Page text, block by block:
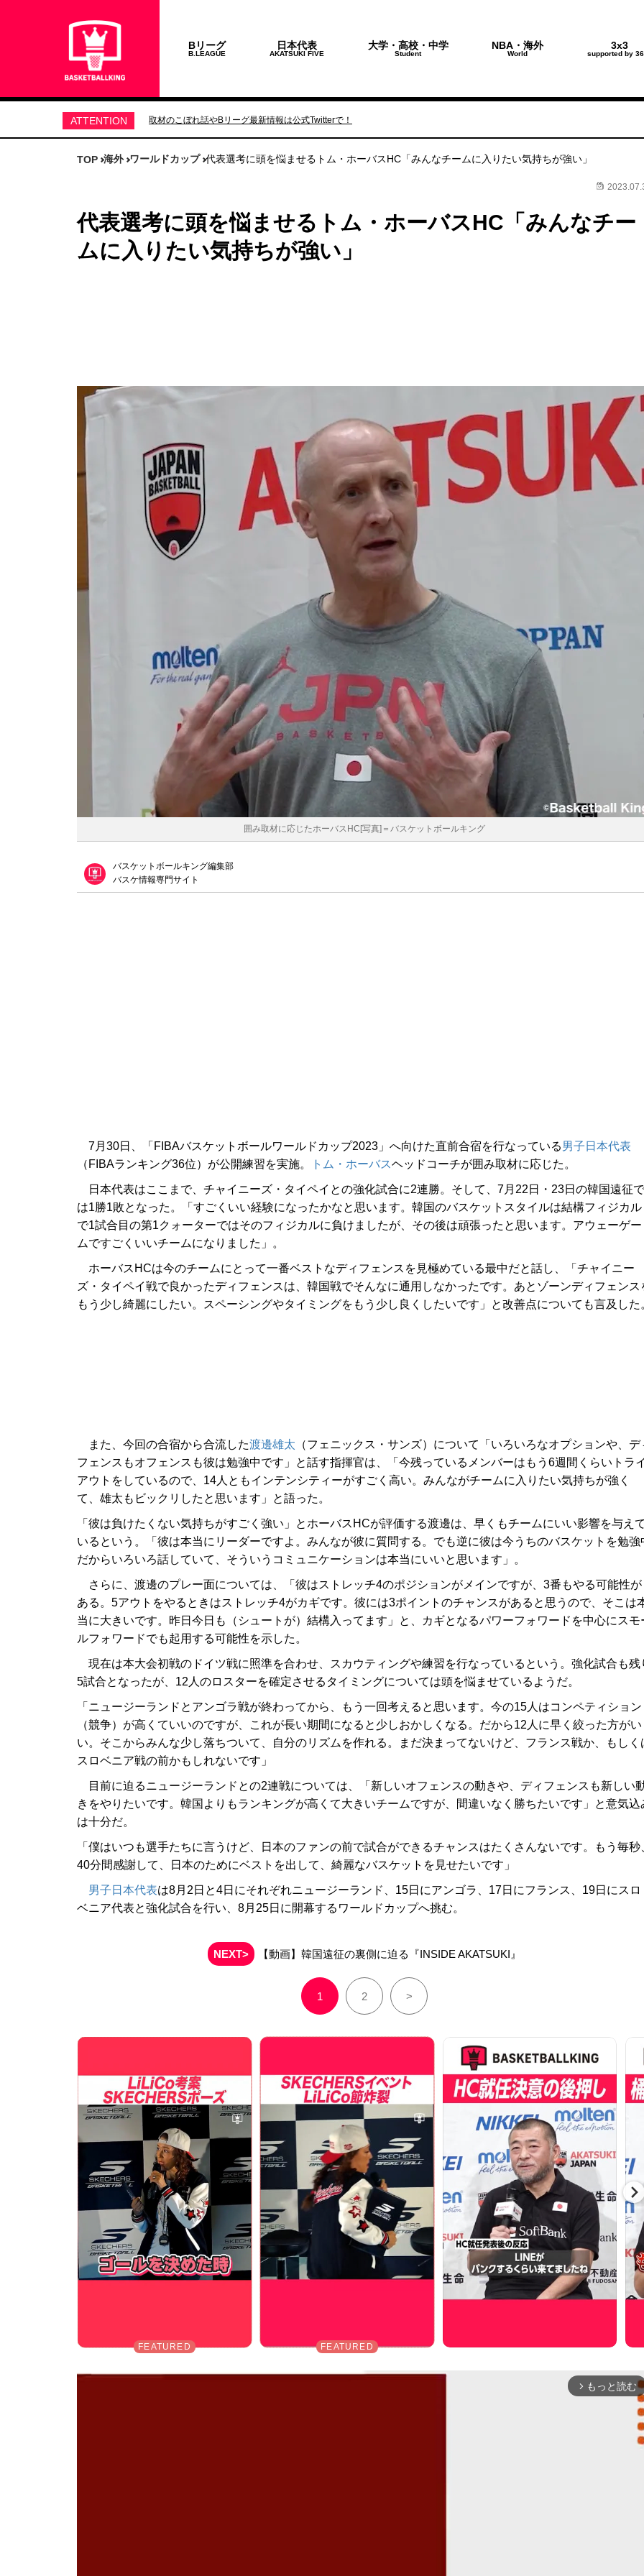
Bリーグ
B.LEAGUE
日本代表
AKATSUKI FIVE
大学・高校・中学
Student
NBA・海外
World
3x3
supported by
ATTENTION 取材のこぼれ話やBリーグ最新情報は公式Twitterで！
TOP 海外 ワールドカップ 代表選考に頭を悩ませるトム・ホーバスHC「みんなチームに入りたい気持ちが強い」
代表選考に頭を悩ませるトム・ホーバスHC「みんなチー
ムに入りたい気持ちが強い」
囲み取材に応じたホーバスHC[写真]＝バスケットボールキング
バスケットボールキング編集部
バスケ情報専門サイト
7月30日、「FIBAバスケットボールワールドカップ2023」へ向けた直前合宿を行なっている男子日本代表
（FIBAランキング36位）が公開練習を実施。
トム・ホーバスヘッドコーチが囲み取材に応じた。
日本代表はここまで、チャイニーズ・タイペイとの強化試合に2連勝。そして、7月22日・23日の韓国遠征で
は1勝1敗となった。「すごくいい経験になったかなと思います。韓国のバスケットスタイルは結構フィジカル
で1試合目の第1クォーターではそのフィジカルに負けましたが、その後は頑張ったと思います。アウェーゲー
ムですごくいいチームになりました」。
ホーバスHCは今のチームにとって一番ベストなディフェンスを見極めている最中だと話し、「チャイニー
ズ・タイペイ戦で良かったディフェンスは、韓国戦でそんなに通用しなかったです。あとゾーンディフェンス
もう少し綺麗にしたい。スペーシングやタイミングをもう少し良くしたいです」と改善点についても言及した
また、今回の合宿から合流した渡邊雄太 （フェニックス・サンズ）について「いろいろなオプションや、デ
フェンスもオフェンスも彼は勉強中です」と話す指揮官は、「今残っているメンバーはもう6週間くらいトライ
アウトをしているので、14人ともインテンシティーがすごく高い。みんながチームに入りたい気持ちが強く
て、雄太もビックリしたと思います」と語った。
「彼は負けたくない気持ちがすごく強い」とホーバスHCが評価する渡邊は、早くもチームにいい影響を与えて
いるという。「彼は本当にリーダーですよ。みんなが彼に質問する。でも逆に彼は今うちのバスケットを勉強
だからいろいろ話していて、そういうコミュニケーションは本当にいいと思います」。
さらに、渡邊のプレー面については、「彼はストレッチ4のポジションがメインですが、3番もやる可能性が
ある。5アウトをやるときはストレッチ4がカギです。彼には3ポイントのチャンスがあると思うので、そこは
当に大きいです。昨日今日も（シュートが）結構入ってます」と、カギとなるパワーフォワードを中心にスモ
ルフォワードでも起用する可能性を示した。
現在は本大会初戦のドイツ戦に照準を合わせ、スカウティングや練習を行なっているという。強化試合も残
5試合となったが、12人のロスターを確定させるタイミングについては頭を悩ませているようだ。
「ニュージーランドとアンゴラ戦が終わってから、もう一回考えると思います。今の15人はコンペティション
（競争）が高くていいのですが、これが長い期間になると少しおかしくなる。だから12人に早く絞った方がい
い。そこからみんな少し落ちついて、自分のリズムを作れる。まだ決まってないけど、フランス戦か、もしく
スロベニア戦の前かもしれないです」
目前に迫るニュージーランドとの2連戦については、「新しいオフェンスの動きや、ディフェンスも新しい
きをやりたいです。韓国よりもランキングが高くて大きいチームですが、間違いなく勝ちたいです」と意気込
は十分だ。
「僕はいつも選手たちに言うけど、日本のファンの前で試合ができるチャンスはたくさんないです。もう毎秒
40分間感謝して、日本のためにベストを出して、綺麗なバスケットを見せたいです」
男子日本代表は8月2日と4日にそれぞれニュージーランド、15日にアンゴラ、17日にフランス、19日にスロ
ベニア代表と強化試合を行い、8月25日に開幕するワールドカップへ挑む。
NEXT> 【動画】韓国遠征の裏側に迫る『INSIDE AKATSUKI』
1 2 >
arrow_forward_ios もっと読む